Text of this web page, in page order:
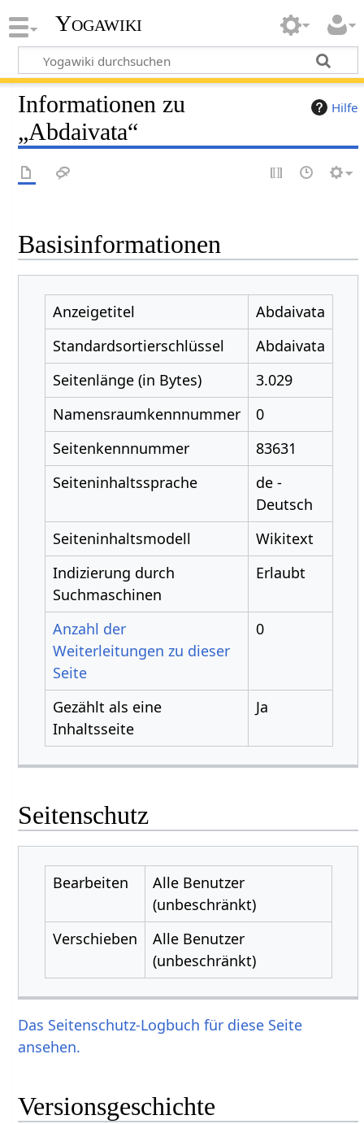
Yogawiki
Hilfe
Informationen zu
„Abdaivata“
Basisinformationen
Anzeigetitel
Abdaivata
Standardsortierschlüssel
Abdaivata
Seitenlänge (in Bytes)
3.029
Namensraumkennnummer
0
Seitenkennnummer
83631
Seiteninhaltssprache
de -
Deutsch
Seiteninhaltsmodell
Wikitext
Indizierung durch
Suchmaschinen
Erlaubt
Anzahl der
Weiterleitungen zu dieser
Seite
0
Gezählt als eine
Inhaltsseite
Ja
Seitenschutz
Bearbeiten
Alle Benutzer
(unbeschränkt)
Verschieben
Alle Benutzer
(unbeschränkt)
Das Seitenschutz-Logbuch für diese Seite
ansehen.
Versionsgeschichte